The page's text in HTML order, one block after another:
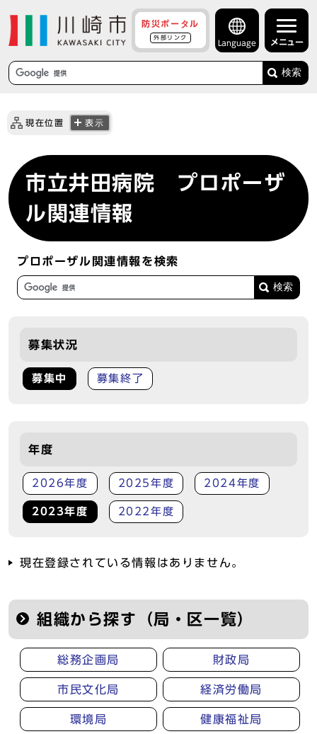
防災ポータル
外部リンク
Language メニュー
検索
現在位置 表示
市立井田病院 プロポーザ
ル関連情報
プロポーザル関連情報を検索
募集状況
募集中 募集終了
年度
2026年度 2025年度 2024年度
2023年度 2022年度
現在登録されている情報はありません。
組織から探す（局・区一覧）
総務企画局 財政局
市民文化局 経済労働局
環境局 健康福祉局